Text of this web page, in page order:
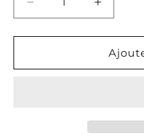
Réduire
la
quantité
Confit
la
quantité
de
Confit